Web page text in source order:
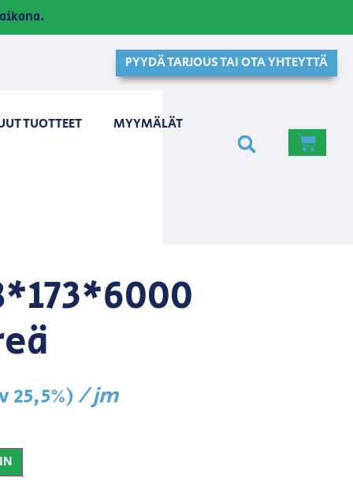
PYYDÄ TARJOUS TAI OTA YHTEYTTÄ
TUOTTEET MYYMÄLÄT
25,5%)/ jm